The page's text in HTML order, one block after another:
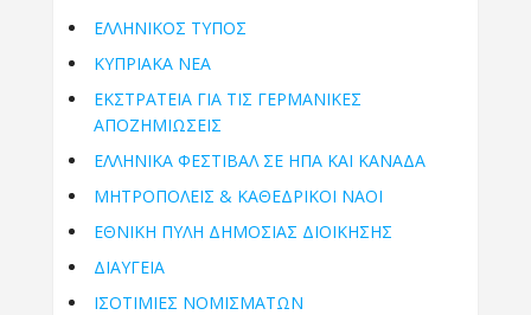
ΕΛΛΗΝΙΚΟΣ ΤΥΠΟΣ
ΚΥΠΡΙΑΚΑ ΝΕΑ
ΕΚΣΤΡΑΤΕΙΑ ΓΙΑ ΤΙΣ ΓΕΡΜΑΝΙΚΕΣ
ΑΠΟΖΗΜΙΩΣΕΙΣ
ΕΛΛΗΝΙΚΆ ΦΕΣΤΙΒΆΛ ΣΕ ΗΠΑ ΚΑΙ ΚΑΝΑΔΑ
ΜΗΤΡΟΠΌΛΕΙΣ & ΚΑΘΕΔΡΙΚΟΊ ΝΑΟΊ
ΕΘΝΙΚΉ ΠΎΛΗ ΔΗΜΌΣΙΑΣ ΔΙΟΊΚΗΣΗΣ
ΔΙΑΥΓΕΙΑ
ΙΣΟΤΙΜΙΕΣ ΝΟΜΙΣΜΑΤΩΝ